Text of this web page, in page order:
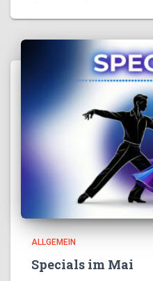
ALLGEMEIN
Specials im Mai